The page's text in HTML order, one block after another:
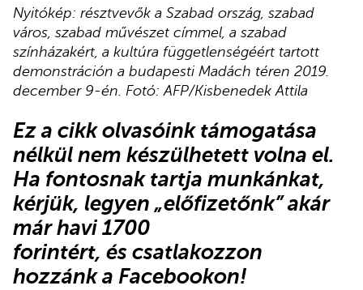
Nyitókép: résztvevők a Szabad ország, szabad
város, szabad művészet címmel, a szabad
színházakért, a kultúra függetlenségéért tartott
demonstráción a budapesti Madách téren 2019.
december 9-én. Fotó: AFP/Kisbenedek Attila
Ez a cikk olvasóink támogatása
nélkül nem készülhetett volna el.
Ha fontosnak tartja munkánkat,
kérjük, legyen „előfizetőnk”akár
már havi 1700
forintért, és csatlakozzon
hozzánk a Facebookon!